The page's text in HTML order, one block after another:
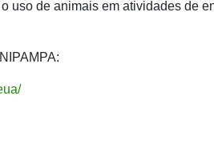
uso de animais em atividades de